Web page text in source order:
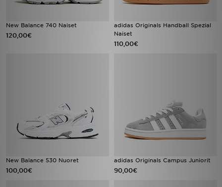
New Balance 740 Naiset
120,00€
adidas Originals Handball Spezial
Naiset
110,00€
New Balance 530 Nuoret
100,00€
adidas Originals Campus Juniorit
90,00€